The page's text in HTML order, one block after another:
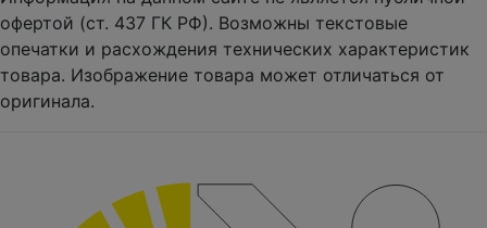
офертой (ст. 437 ГК РФ). Возможны текстовые
опечатки и расхождения технических характеристик
товара. Изображение товара может отличаться от
оригинала.